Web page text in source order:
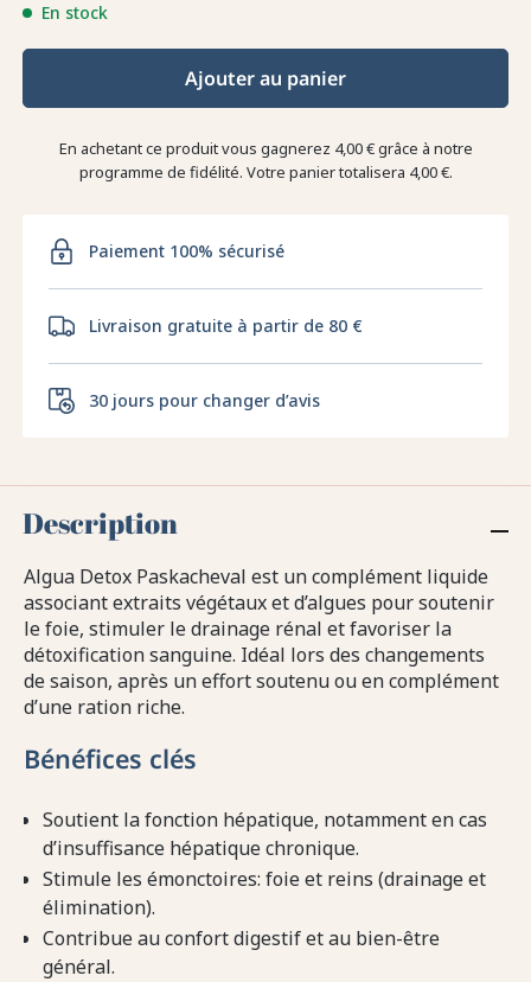
En stock
Ajouter au panier
En achetant ce produit vous gagnerez 4,00 €grâce à notre
programme de fidélité. Votre panier totalisera 4,00 €.
Paiement 100% sécurisé
Livraison gratuite à partir de 80 €
30 jours pour changer d’avis
Description
Algua Detox Paskacheval est un complément liquide
associant extraits végétaux et d’algues pour soutenir
le foie, stimuler le drainage rénal et favoriser la
détoxification sanguine. Idéal lors des changements
de saison, après un effort soutenu ou en complément
d’une ration riche.
Bénéfices clés
Soutient la fonction hépatique, notamment en cas
d’insuffisance hépatique chronique.
Stimule les émonctoires: foie et reins (drainage et
élimination).
Contribue au confort digestif et au bien-être
général.